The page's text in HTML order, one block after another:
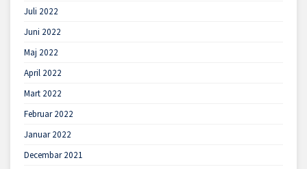
Juli 2022
Juni 2022
Maj 2022
April 2022
Mart 2022
Februar 2022
Januar 2022
Decembar 2021